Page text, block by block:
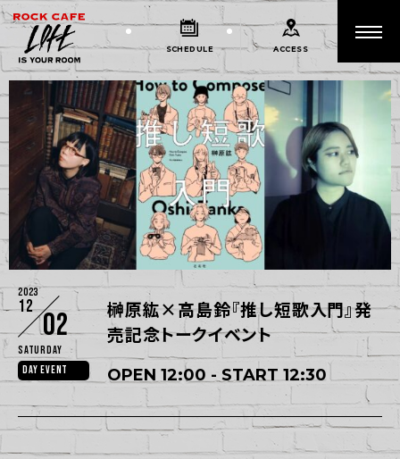
SCHEDULE ACCESS
2023
12
02
Saturday
DAY EVENT
榊原紘×高島鈴『推し短歌入門』発
売記念トークイベント
OPEN 12:00 - START 12:30